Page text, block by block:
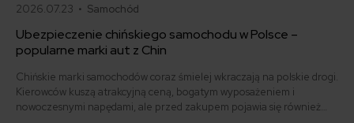
2026.07.23 • Samochód
Ubezpieczenie chińskiego samochodu w Polsce –
popularne marki aut z Chin
Chińskie marki samochodów coraz śmielej wkraczają na polskie drogi.
Kierowców kuszą atrakcyjną ceną, bogatym wyposażeniem i
nowoczesnymi napędami, ale przed zakupem pojawia się również